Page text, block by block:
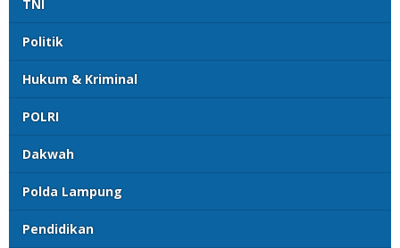
TNI
Politik
Hukum & Kriminal
POLRI
Dakwah
Polda Lampung
Pendidikan